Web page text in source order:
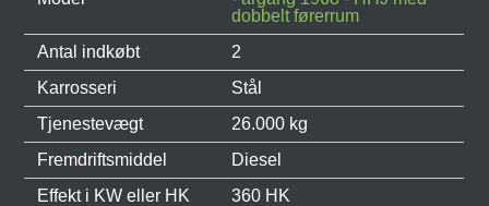
dobbelt førerrum
Antal indkøbt
2
Karrosseri
Stål
Tjenestevægt
26.000 kg
Fremdriftsmiddel
Diesel
Effekt i KW eller HK
360 HK